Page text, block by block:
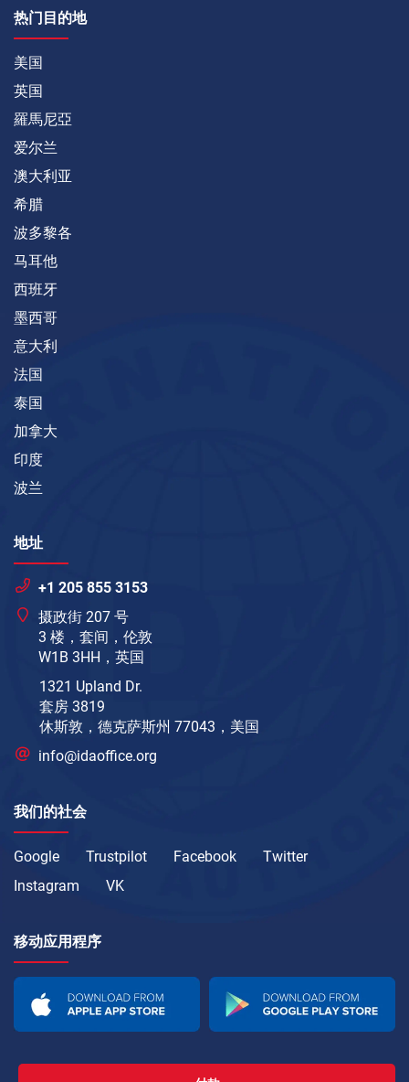
热门目的地
美国
英国
羅馬尼亞
爱尔兰
澳大利亚
希腊
波多黎各
马耳他
西班牙
墨西哥
意大利
法国
泰国
加拿大
印度
波兰
地址
+1 205 855 3153
摄政街 207 号
3 楼，套间，伦敦
W1B 3HH，英国
1321 Upland Dr.
套房 3819
休斯敦，德克萨斯州 77043，美国
info@idaoffice.org
我们的社会
Google Trustpilot Facebook
Twitter
Instagram
VK
移动应用程序